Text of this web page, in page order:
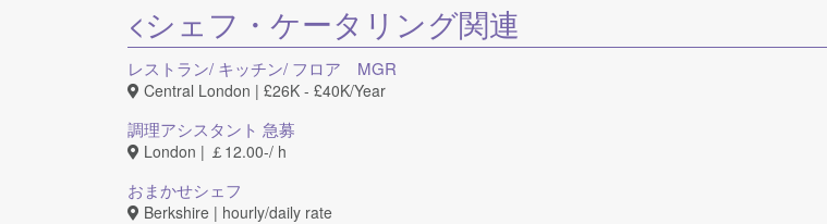
<シェフ・ケータリング関連
レストラン/ キッチン/ フロア MGR
Central London | £26K - £40K/Year
調理アシスタント 急募
London | ￡12.00-/ h
おまかせシェフ
Berkshire | hourly/daily rate